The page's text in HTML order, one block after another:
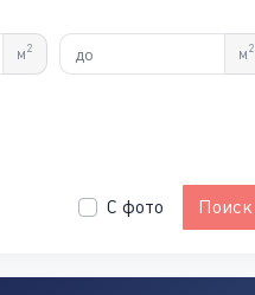
м2 м2
С фото Поиск